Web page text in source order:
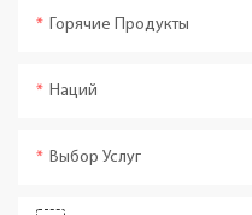
Горячие Продукты
Наций
Выбор Услуг